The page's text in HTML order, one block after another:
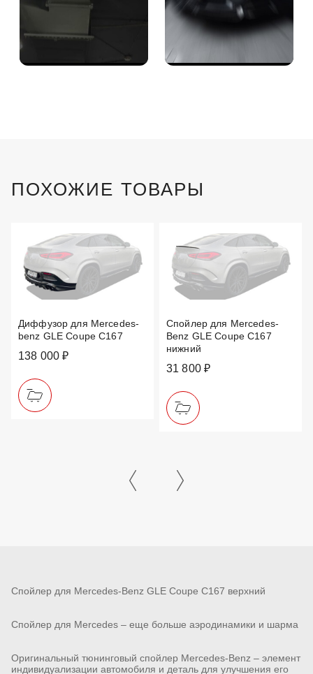
ПОХОЖИЕ ТОВАРЫ
Диффузор для Mercedes-
benz GLE Coupe C167
138 000 ₽
Спойлер для Mercedes-
Benz GLE Coupe C167
нижний
31 800 ₽
Спойлер для Mercedes-Benz GLE Coupe C167 верхний
Спойлер для Mercedes – еще больше аэродинамики и шарма
Оригинальный тюнинговый спойлер Mercedes-Benz – элемент
индивидуализации автомобиля и деталь для улучшения его